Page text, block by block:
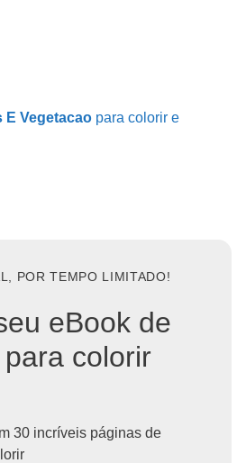
E Vegetacao para colorir e
POR TEMPO LIMITADO!
eBook de
colorir
30 incríveis páginas de